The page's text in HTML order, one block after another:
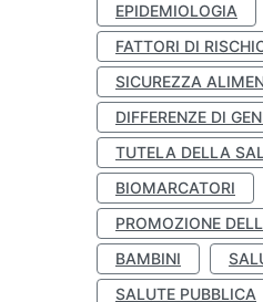
EPIDEMIOLOGIA
FATTORI DI
SICUREZZA
DIFFERENZE DI
TUTELA DELLA
BIOMARCATORI
PROMOZIONE
BAMBINI
SALUTE PUBBLICA